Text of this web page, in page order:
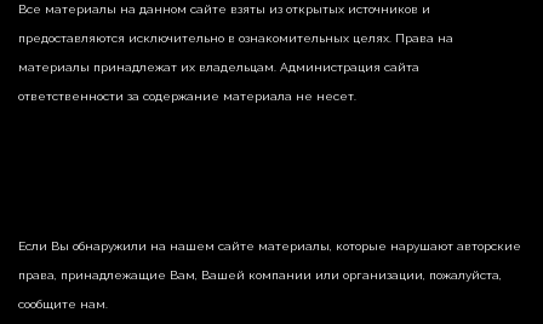
Все материалы на данном сайте взяты из открытых источников и
предоставляются исключительно в ознакомительных целях. Права на
материалы принадлежат их владельцам. Администрация сайта
ответственности за содержание материала не несет.
Если Вы обнаружили на нашем сайте материалы, которые нарушают авторские
права, принадлежащие Вам, Вашей компании или организации, пожалуйста,
сообщите нам.